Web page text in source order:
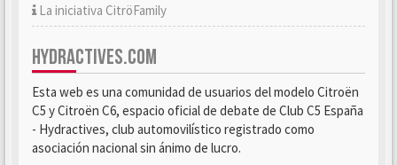
La iniciativa CitröFamily
HYDRACTIVES.COM
Esta web es una comunidad de usuarios del modelo Citroën
C5 y Citroën C6, espacio oficial de debate de Club C5 España
- Hydractives, club automovilístico registrado como
asociación nacional sin ánimo de lucro.